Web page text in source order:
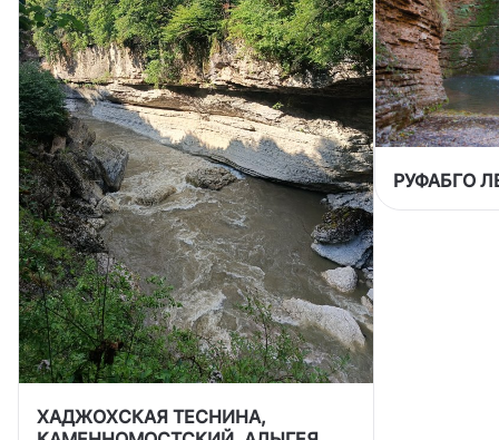
ХАДЖОХСКАЯ ТЕСНИНА,
РУФАБГО